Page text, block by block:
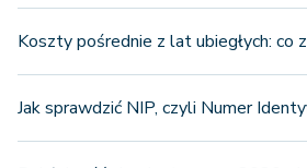
Koszty pośrednie z lat ubiegłych: co
Jak sprawdzić NIP, czyli Numer